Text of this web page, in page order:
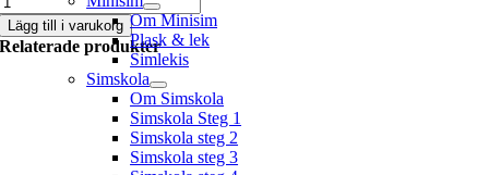
Om Minisim
Plask & lek
Simlekis
Simskola
Om Simskola
Simskola Steg 1
Simskola steg 2
Simskola steg 3
Lägg till i varukorg
Relaterade produkter